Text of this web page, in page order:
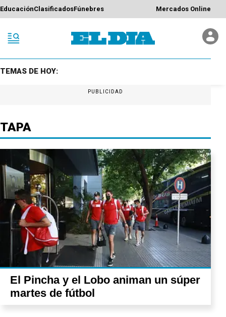
EducaciónClasificadosFúnebres Mercados Online
TEMAS DE HOY:
PUBLICIDAD
TAPA
El Pincha y el Lobo animan un súper
martes de fútbol